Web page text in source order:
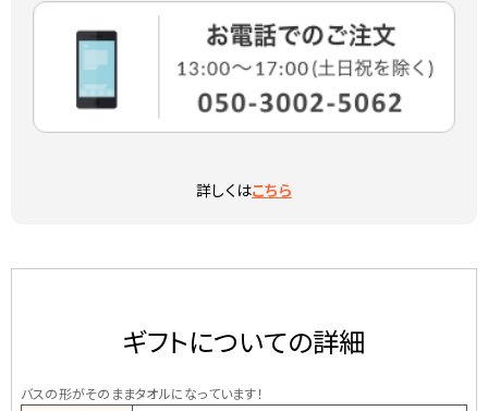
詳しくはこちら
ギフトについての詳細
バスの形がそのままタオルになっています！